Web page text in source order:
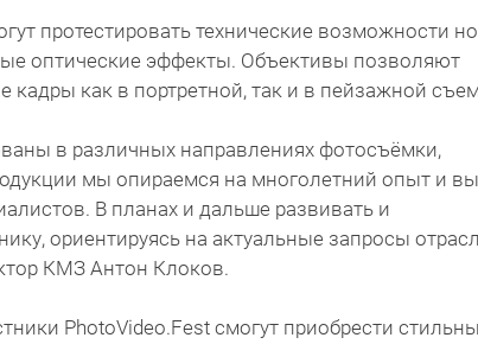
протестировать технические возможности
оптические эффекты. Объективы позволяют
как в портретной, так и в пейзажной
в различных направлениях фотосъёмки,
мы опираемся на многолетний опыт и
В планах и дальше развивать и
ориентируясь на актуальные запросы
КМЗ Антон Клоков.
PhotoVideo.Fest смогут приобрести